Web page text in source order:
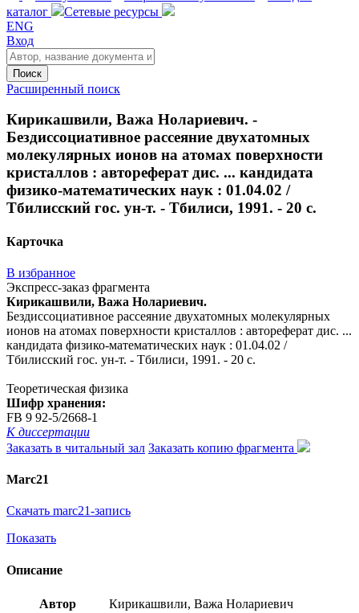
каталог
Сетевые ресурсы
ENG
Вход
Поиск
Расширенный поиск
Кирикашвили, Важа Нолариевич. -
Бездиссоциативное рассеяние двухатомных
молекулярных ионов на атомах поверхности
кристаллов : автореферат дис. ... кандидата
физико-математических наук : 01.04.02 /
Тбилисский гос. ун-т. - Тбилиси, 1991. - 20 с.
Карточка
В избранное
Экспресс-заказ фрагмента
Кирикашвили, Важа Нолариевич.
Бездиссоциативное рассеяние двухатомных молекулярных
ионов на атомах поверхности кристаллов : автореферат дис. ...
кандидата физико-математических наук : 01.04.02 /
Тбилисский гос. ун-т. - Тбилиси, 1991. - 20 с.
Теоретическая физика
Шифр хранения:
FB 9 92-5/2668-1
К диссертации
Заказать в читальный зал Заказать копию фрагмента
Marc21
Скачать marc21-запись
Показать
Описание
Автор Кирикашвили, Важа Нолариевич